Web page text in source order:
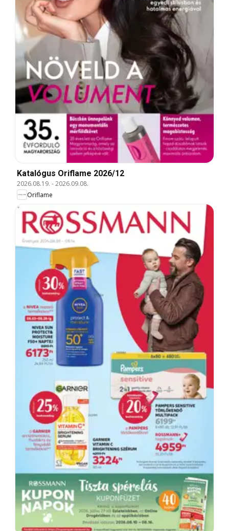
Katalógus Oriflame 2026/12
2026.08.19. -2026.09.08.
Oriflame